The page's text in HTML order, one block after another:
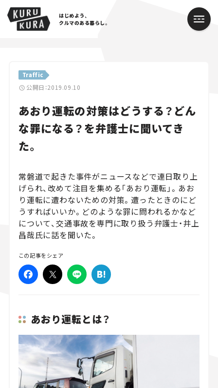
はじめよう、
クルマのある暮らし。
Traffic
公開日：2019.09.10
あおり運転の対策はどうする？どん
な罪になる？を弁護士に聞いてき
た。
常磐道で起きた事件がニュースなどで連日取り上
げられ、改めて注目を集める「あおり運転」。あお
り運転に遭わないための対策。遭ったときのにど
うすればいいか。どのような罪に問われるかなど
について、交通事故を専門に取り扱う弁護士・井上
昌哉氏に話を聞いた。
この記事をシェア
あおり運転とは？
Cars
Lifestyle
Traffic
Special
Series
Campaign
人気のハッシュタグ
スズキ ジムニー｜Suzuki Jimny